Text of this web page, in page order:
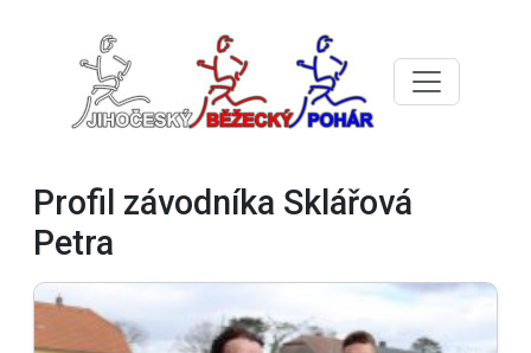
Profil závodníka Sklářová
Petra